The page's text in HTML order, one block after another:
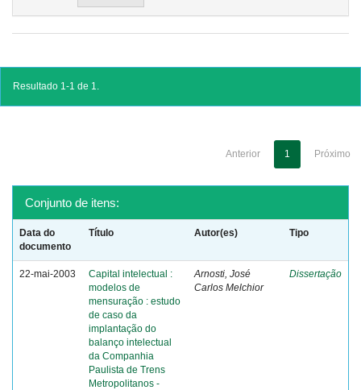
Resultado 1-1 de 1.
Anterior 1 Próximo
Conjunto de itens:
Data do
documento
Título Autor(es) Tipo
22-mai-2003
Capital intelectual :
modelos de
mensuração : estudo
de caso da
implantação do
balanço intelectual
da Companhia
Paulista de Trens
Metropolitanos -
Arnosti, José
Carlos Melchior
Dissertação